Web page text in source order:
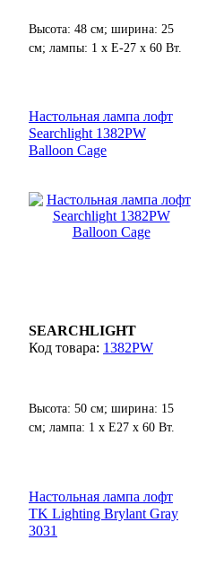
Высота: 48 см; ширина: 25
см; лампы: 1 х Е-27 х 60 Вт.
Настольная лампа лофт
Searchlight 1382PW
Balloon Cage
SEARCHLIGHT
1382PW
Высота: 50 см; ширина: 15
см; лампа: 1 х E27 х 60 Вт.
Настольная лампа лофт
TK Lighting Brylant Gray
3031